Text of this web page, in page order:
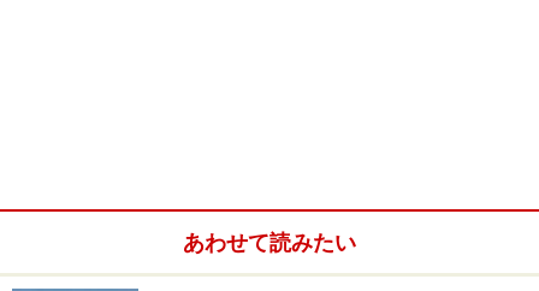
ても、どんなものが売られているかを見て歩くだけでも
楽しいと思いますよ。あわせて読みたい